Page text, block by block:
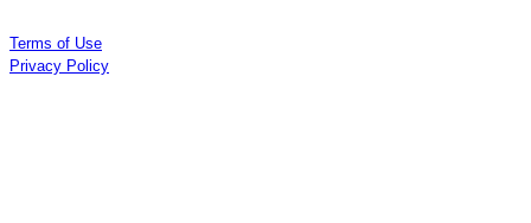
Terms of Use
Privacy Policy